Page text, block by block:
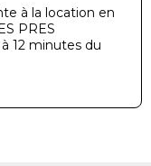
à la location en
PRES
12 minutes du